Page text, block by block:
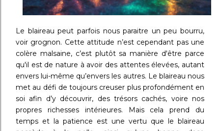
Le blaireau peut parfois nous paraitre un peu bourru,
voir grognon. Cette attitude n’est cependant pas une
colère malsaine, c’est plutôt sa manière d'être parce
qu'il est de nature à avoir des attentes élevées, autant
envers lui-même qu’envers les autres. Le blaireau nous
met au défi de toujours creuser plus profondément en
soi afin d’y découvrir, des trésors cachés, voire nos
propres richesses intérieures. Mais cela prend du
temps et la patience est une vertu que le blaireau